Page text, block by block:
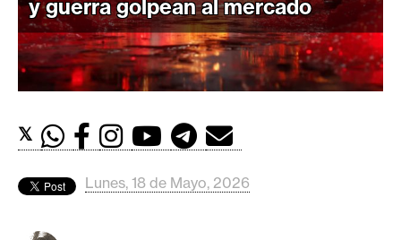
o
M
e
r
d
s
y guerra golpean al mercado
𝕏
Lunes, 18 de Mayo, 2026